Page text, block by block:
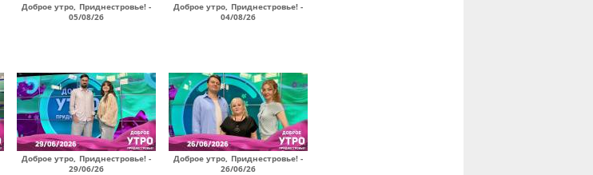
Доброе утро, Приднестровье! -
05/08/26
Доброе утро, Приднестровье! -
04/08/26
Доброе утро, Приднестровье! -
29/06/26
Доброе утро, Приднестровье! -
26/06/26